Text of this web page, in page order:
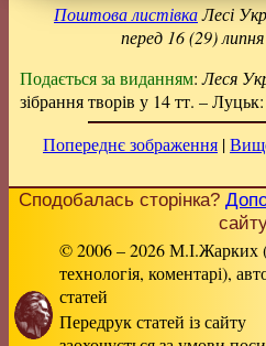
Поштова листівкаЛесі
перед 16 (29)
Подається за виданням:Леся
зібрання творів у 14 тт. –
Попереднє зображення |
Сподобалась сторінка?
© 2006 – 2026 М.І.Жарких
технологія, коментарі),
статей
Передрук статей із сайту